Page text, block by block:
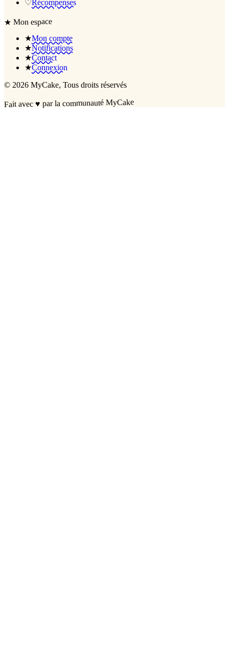
♡ Récompenses
★Mon espace
★Mon compte
★Notifications
★Contact
★Connexion
© 2026 MyCake, Tous droits réservés
Fait avec♥ par la communauté MyCake